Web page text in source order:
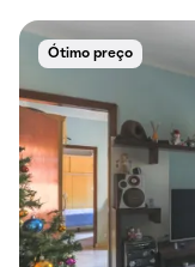
Ótimo preço